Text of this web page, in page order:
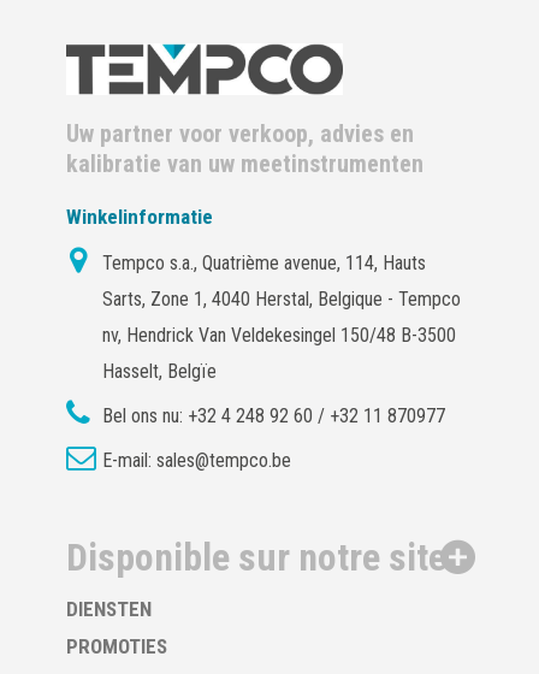
Uw partner voor verkoop, advies en
kalibratie van uw meetinstrumenten
Winkelinformatie
Tempco s.a., Quatrième avenue, 114, Hauts
Sarts, Zone 1, 4040 Herstal, Belgique - Tempco
nv, Hendrick Van Veldekesingel 150/48 B-3500
Hasselt, Belgïe
Bel ons nu: +32 4 248 92 60 / +32 11 870977
E-mail: sales@tempco.be
Disponible sur notre site
DIENSTEN
PROMOTIES